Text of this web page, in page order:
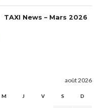
TAXI News – Mars 2026
août 2026
M J V S D